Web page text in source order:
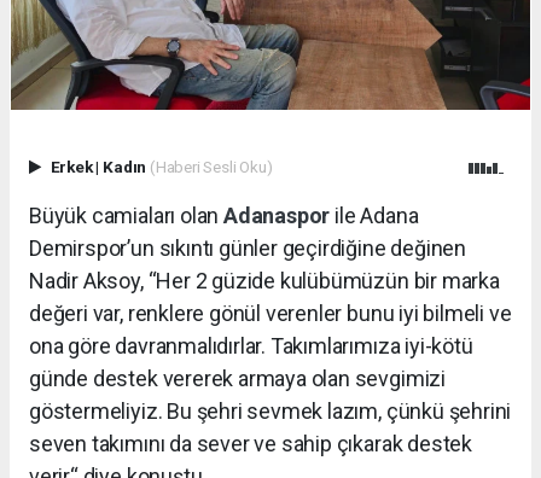
Erkek| Kadın (Haberi Sesli Oku)
Büyük camiaları olan Adanaspor ile Adana
Demirspor’un sıkıntı günler geçirdiğine değinen
Nadir Aksoy, “Her 2 güzide kulübümüzün bir marka
değeri var, renklere gönül verenler bunu iyi bilmeli ve
ona göre davranmalıdırlar. Takımlarımıza iyi-kötü
günde destek vererek armaya olan sevgimizi
göstermeliyiz. Bu şehri sevmek lazım, çünkü şehrini
seven takımını da sever ve sahip çıkarak destek